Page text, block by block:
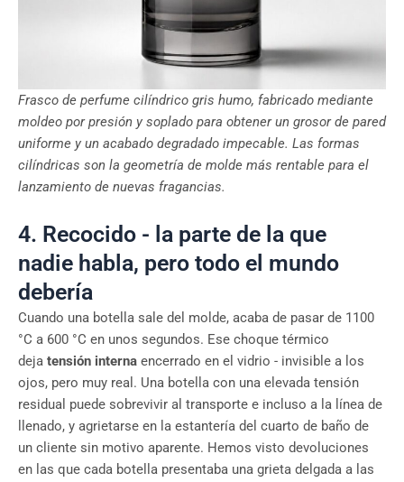
Frasco de perfume cilíndrico gris humo, fabricado mediante
moldeo por presión y soplado para obtener un grosor de pared
uniforme y un acabado degradado impecable. Las formas
cilíndricas son la geometría de molde más rentable para el
lanzamiento de nuevas fragancias.
4. Recocido - la parte de la que
nadie habla, pero todo el mundo
debería
Cuando una botella sale del molde, acaba de pasar de 1100
°C a 600 °C en unos segundos. Ese choque térmico
deja tensión interna encerrado en el vidrio - invisible a los
ojos, pero muy real. Una botella con una elevada tensión
residual puede sobrevivir al transporte e incluso a la línea de
llenado, y agrietarse en la estantería del cuarto de baño de
un cliente sin motivo aparente. Hemos visto devoluciones
en las que cada botella presentaba una grieta delgada a las